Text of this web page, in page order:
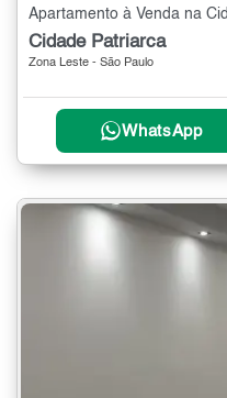
Cidade Patriarca
Zona Leste - São Paulo
WhatsApp